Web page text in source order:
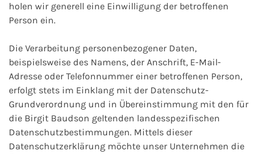
holen wir generell eine Einwilligung der betroffenen
Person ein.
Die Verarbeitung personenbezogener Daten,
beispielsweise des Namens, der Anschrift, E-Mail-
Adresse oder Telefonnummer einer betroffenen Person,
erfolgt stets im Einklang mit der Datenschutz-
Grundverordnung und in Übereinstimmung mit den für
die Birgit Baudson geltenden landesspezifischen
Datenschutzbestimmungen. Mittels dieser
Datenschutzerklärung möchte unser Unternehmen die